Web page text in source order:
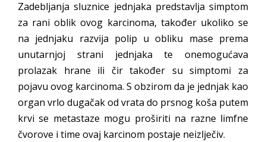
Zadebljanja sluznice jednjaka predstavlja simptom
za rani oblik ovog karcinoma, također ukoliko se
na jednjaku razvija polip u obliku mase prema
unutarnjoj strani jednjaka te onemogućava
prolazak hrane ili čir također su simptomi za
pojavu ovog karcinoma. S obzirom da je jednjak kao
organ vrlo dugačak od vrata do prsnog koša putem
krvi se metastaze mogu proširiti na razne limfne
čvorove i time ovaj karcinom postaje neizlječiv.